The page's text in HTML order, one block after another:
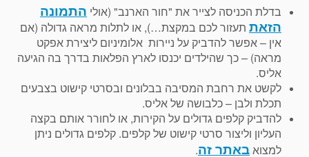
בדלת הכניסה לצייר את "חור הארנב" (אולי התמונה
הזאת תעזור לכם במקצת…), או לתלות מראה גדולה (אם
אין – אפשר להדביק על ניירות אלומיניום ליצירת אפקט
מראה) – כך שהילדים יכנסו לארץ הפלאות בדרך בה הגיעה
אליס.
לקשט את רחבת המסיבה בבלונים ובסרטי קישוט בצבעים
תכלת ולבן – כלבושה של אליס.
להדביק קלפים גדולים על הקירות, או לחורר אותם בקצה
העליון וליצור סרטי קישוט של קלפים. קלפים גדולים ניתן
למצואבאתר זה.